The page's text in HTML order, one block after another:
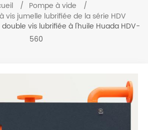
/ Pompe à vide
/
vis jumelle lubrifiée de la série HDV
vis lubrifiée à l'huile Huada HDV-
560